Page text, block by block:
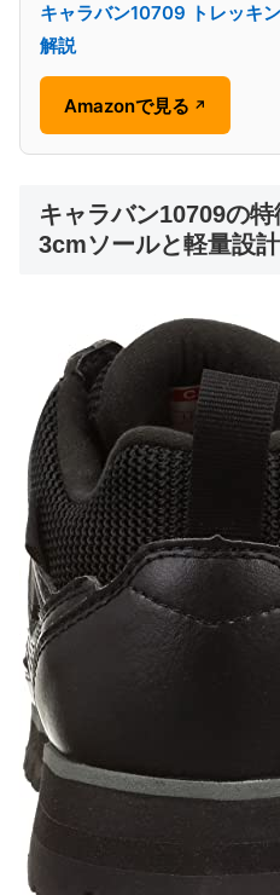
キャラバン10709 トレッキ
解説
Amazonで見る ↗
キャラバン10709の
3cmソールと軽量設